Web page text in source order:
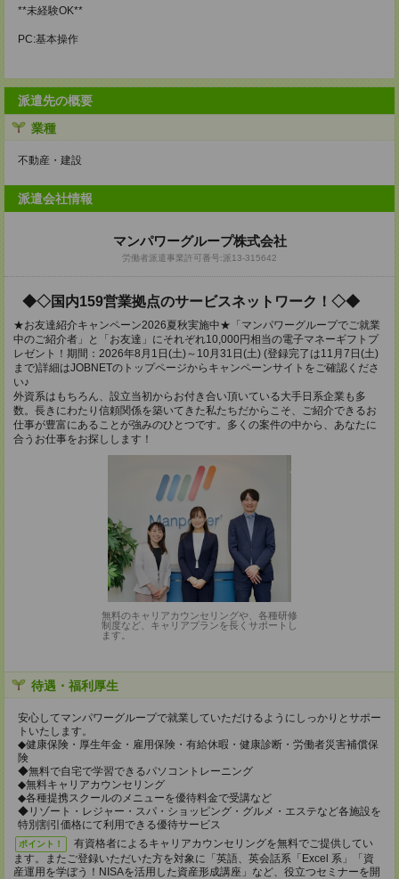
**未経験OK**
PC:基本操作
派遣先の概要
業種
不動産・建設
派遣会社情報
マンパワーグループ株式会社
労働者派遣事業許可番号:派13-315642
◆◇国内159営業拠点のサービスネットワーク！◇◆
★お友達紹介キャンペーン2026夏秋実施中★「マンパワーグループでご就業
中のご紹介者」と「お友達」にそれぞれ10,000円相当の電子マネーギフトプ
レゼント！期間：2026年8月1日(土)～10月31日(土) (登録完了は11月7日(土)
まで)詳細はJOBNETのトップページからキャンペーンサイトをご確認くださ
い♪
外資系はもちろん、設立当初からお付き合い頂いている大手日系企業も多
数。長きにわたり信頼関係を築いてきた私たちだからこそ、ご紹介できるお
仕事が豊富にあることが強みのひとつです。多くの案件の中から、あなたに
合うお仕事をお探しします！
無料のキャリアカウンセリングや、各種研修
制度など、キャリアプランを長くサポートし
ます。
待遇・福利厚生
安心してマンパワーグループで就業していただけるようにしっかりとサポー
トいたします。
◆健康保険・厚生年金・雇用保険・有給休暇・健康診断・労働者災害補償保
険
◆無料で自宅で学習できるパソコントレーニング
◆無料キャリアカウンセリング
◆各種提携スクールのメニューを優待料金で受講など
◆リゾート・レジャー・スパ・ショッピング・グルメ・エステなど各施設を
特別割引価格にて利用できる優待サービス
ポイント！
有資格者によるキャリアカウンセリングを無料でご提供してい
ます。またご登録いただいた方を対象に「英語、英会話系「Excel 系」「資
産運用を学ぼう！NISAを活用した資産形成講座」など、役立つセミナーを開